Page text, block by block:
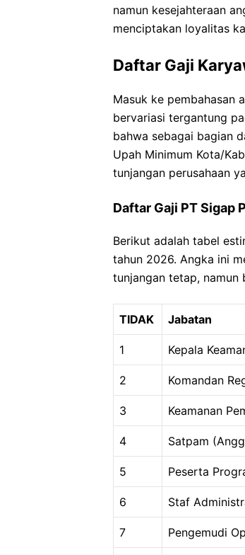
namun kesejahteraan
menciptakan loyalitas
Daftar Gaji
Masuk ke pembahasan
bervariasi tergantung
bahwa sebagai bagian
Upah Minimum Kota/
tunjangan perusahaan
Daftar Gaji PT Sigap
Berikut adalah tabel
tahun 2026. Angka ini
tunjangan tetap, namun
TIDAK Jabatan
1 Kepala
2 Komandan
3 Keamanan
4 Satpam
5 Peserta
6 Staf
7 Pengemudi